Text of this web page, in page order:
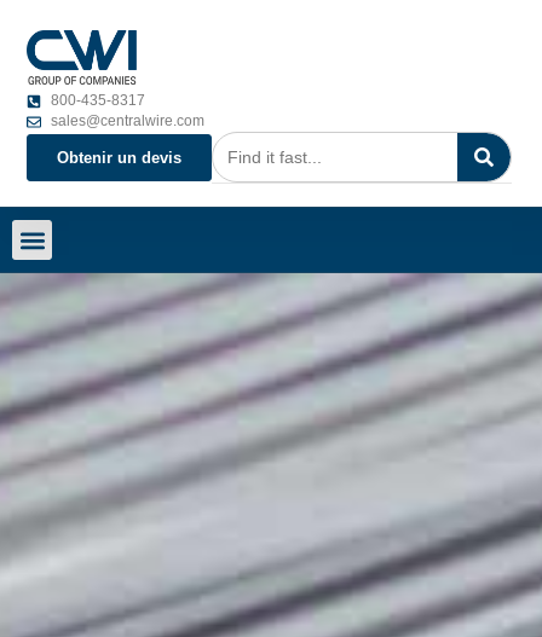
800-435-8317
sales@centralwire.com
Obtenir un devis